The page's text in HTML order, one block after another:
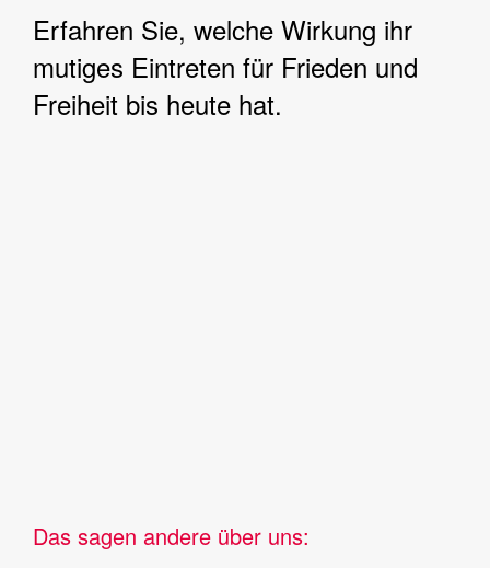
Erfahren Sie, welche Wirkung ihr
mutiges Eintreten für Frieden und
Freiheit bis heute hat.
Das sagen andere über uns: